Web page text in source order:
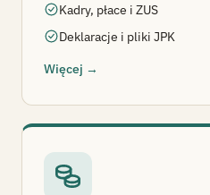
Kadry, płace i ZUS
Deklaracje i pliki JPK
Więcej →